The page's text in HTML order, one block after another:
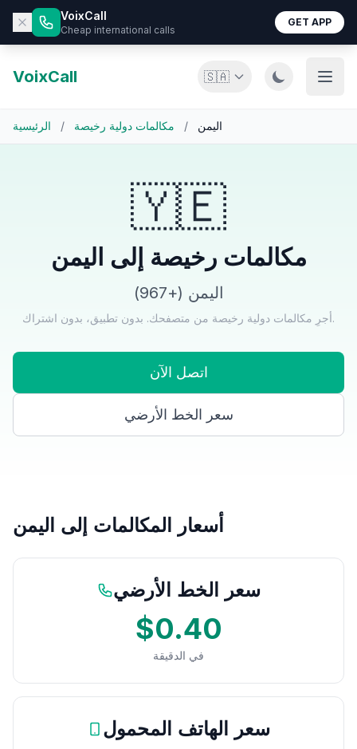
VoixCall
Cheap international calls
GET APP
VoixCall 🇸🇦
الرئيسية / مكالمات دولية رخيصة / اليمن
🇾🇪
مكالمات رخيصة إلى اليمن
اليمن (+967)
أجرِ مكالمات دولية رخيصة من متصفحك. بدون تطبيق، بدون اشتراك.
اتصل الآن
سعر الخط الأرضي
أسعار المكالمات إلى اليمن
سعر الخط الأرضي
$0.40
في الدقيقة
سعر الهاتف المحمول